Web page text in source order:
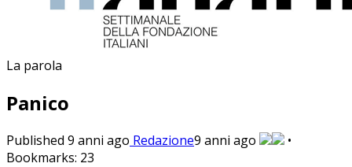
La parola
Panico
Published 9 anni ago Redazione9 anni ago
•
Bookmarks: 23